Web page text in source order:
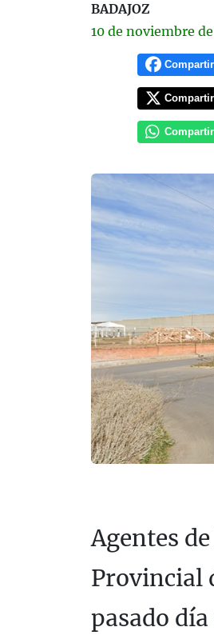
BADAJOZ
10 de noviembre
Compartir
Compartir
Compartir
Agentes
Provincial
pasado